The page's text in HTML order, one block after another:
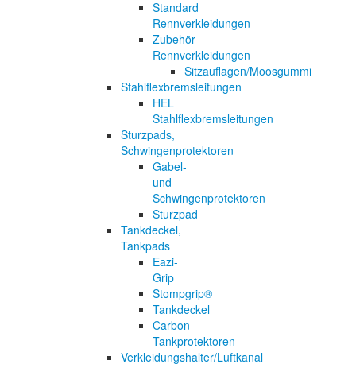
Standard
Rennverkleidungen
Zubehör
Rennverkleidungen
Sitzauflagen/Moosgummi
Stahlflexbremsleitungen
HEL
Stahlflexbremsleitungen
Sturzpads,
Schwingenprotektoren
Gabel-
und
Schwingenprotektoren
Sturzpad
Tankdeckel,
Tankpads
Eazi-
Grip
Stompgrip®
Tankdeckel
Carbon
Tankprotektoren
Verkleidungshalter/Luftkanal